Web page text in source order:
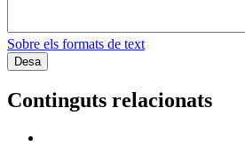
Sobre els formats de text
Continguts relacionats